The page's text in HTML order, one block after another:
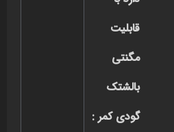
قابلیت
مگنتی
بالشتک
گودی کمر :